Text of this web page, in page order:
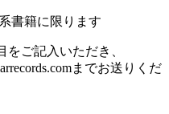
書籍に限ります
ご記入いただき、
までお送りくだ